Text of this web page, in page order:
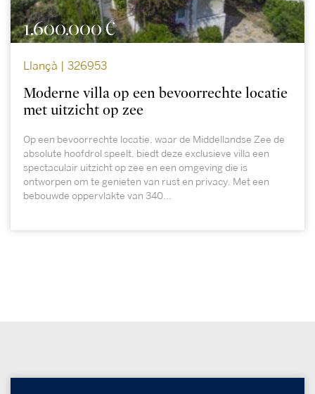
1.600.000 €
Llançà | 326953
Moderne villa op een bevoorrechte locatie
met uitzicht op zee
Op een bevoorrechte locatie, waar de Middellandse Zee de
absolute hoofdrol speelt, biedt deze exclusieve villa een
spectaculair uitzicht op zee en een omgeving die is
ontworpen om te genieten van rust en privacy. Met een
bebouwde oppervlakte van 340...